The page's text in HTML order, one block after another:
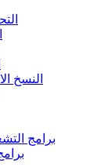
النسخ
برامج